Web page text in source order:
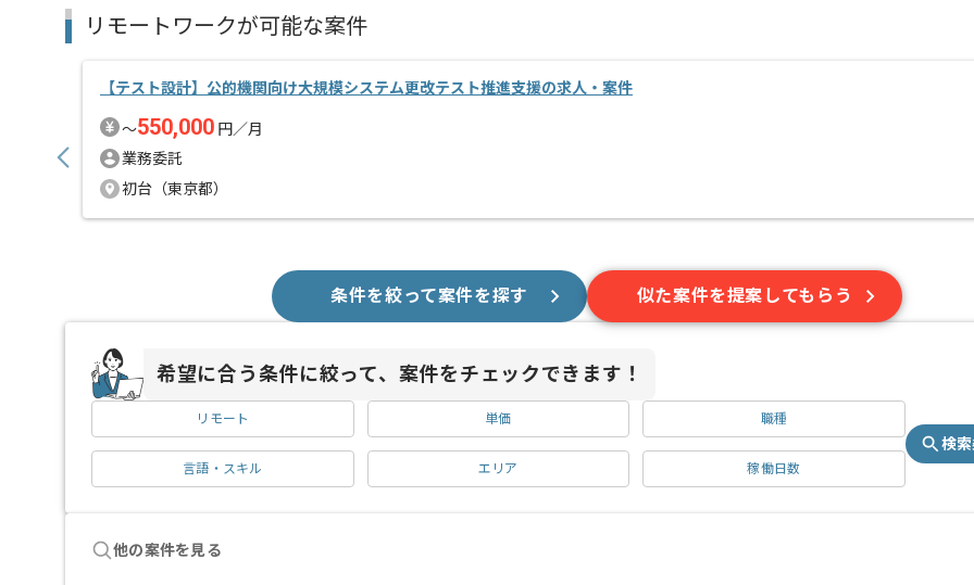
リモートワークが可能な案件
【テスト設計】公的機関向け大規模システム更改テスト推進支援の求人・案件
〜550,000 円／月
業務委託
初台（東京都）
条件を絞って案件を探す 似た案件を提案してもらう
希望に合う条件に絞って、案件をチェックできます！
リモート 単価 職種
言語・スキル エリア 稼働日数
検
他の案件を見る